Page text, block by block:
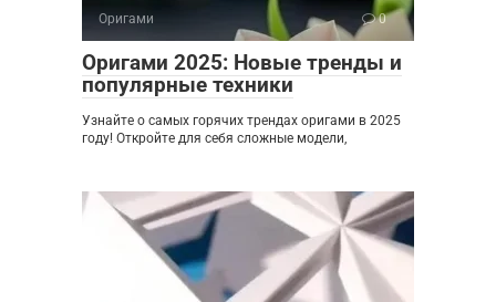
Оригами 0
Оригами 2025: Новые тренды и
популярные техники
Узнайте о самых горячих трендах оригами в 2025
году! Откройте для себя сложные модели,